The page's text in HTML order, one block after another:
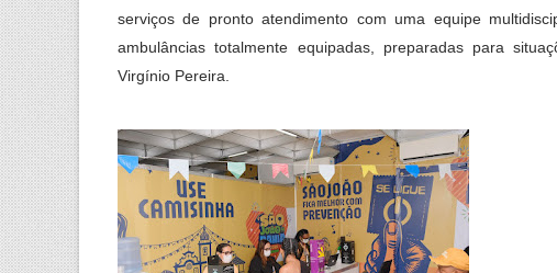
serviços de pronto atendimento com uma equipe
ambulâncias totalmente equipadas, preparadas para
Virgínio Pereira.